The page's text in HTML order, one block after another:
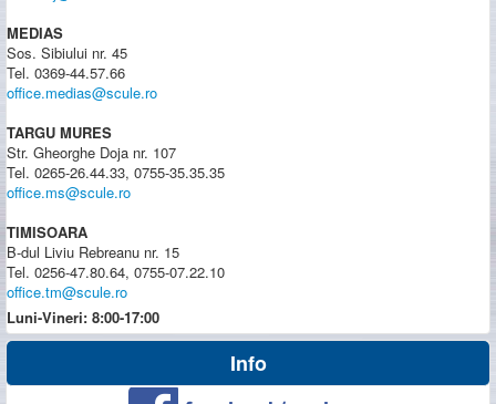
MEDIAS
Sos. Sibiului nr. 45
Tel. 0369-44.57.66
office.medias@scule.ro
TARGU MURES
Str. Gheorghe Doja nr. 107
Tel. 0265-26.44.33, 0755-35.35.35
office.ms@scule.ro
TIMISOARA
B-dul Liviu Rebreanu nr. 15
Tel. 0256-47.80.64, 0755-07.22.10
office.tm@scule.ro
Luni-Vineri: 8:00-17:00
Info